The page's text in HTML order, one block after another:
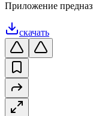
Приложение
скачать